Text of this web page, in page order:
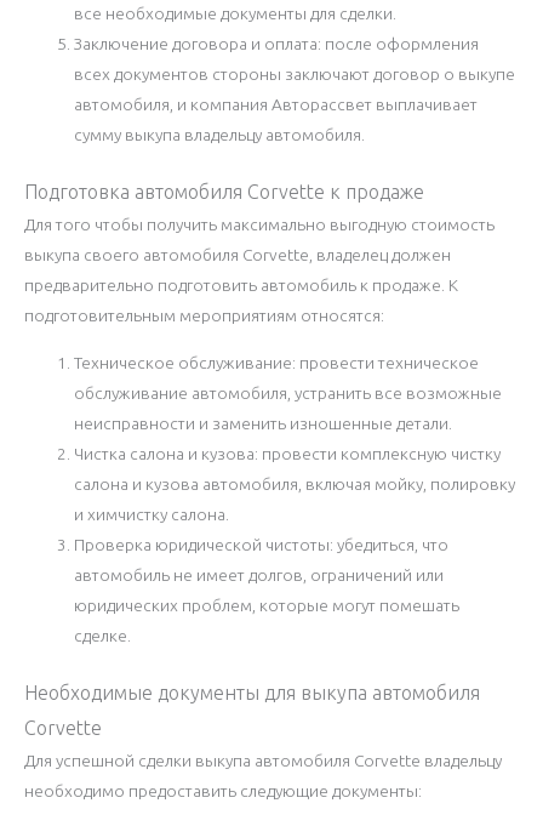
все необходимые документы для сделки.
Заключение договора и оплата: после оформления
всех документов стороны заключают договор о выкупе
автомобиля, и компания Авторассвет выплачивает
сумму выкупа владельцу автомобиля.
Подготовка автомобиля Corvette к продаже
Для того чтобы получить максимально выгодную стоимость
выкупа своего автомобиля Corvette, владелец должен
предварительно подготовить автомобиль к продаже. К
подготовительным мероприятиям относятся:
Техническое обслуживание: провести техническое
обслуживание автомобиля, устранить все возможные
неисправности и заменить изношенные детали.
Чистка салона и кузова: провести комплексную чистку
салона и кузова автомобиля, включая мойку, полировку
и химчистку салона.
Проверка юридической чистоты: убедиться, что
автомобиль не имеет долгов, ограничений или
юридических проблем, которые могут помешать
сделке.
Необходимые документы для выкупа автомобиля
Corvette
Для успешной сделки выкупа автомобиля Corvette владельцу
необходимо предоставить следующие документы: